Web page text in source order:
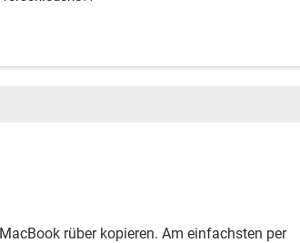
rüber kopieren. Am einfachsten per